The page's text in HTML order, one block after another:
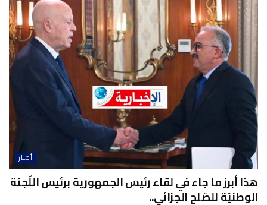
أخبار
هذا أبرز ما جاء في لقاء رئيس الجمهورية برئيس اللّجنة
الوطنيّة للصّلح الجزائي..